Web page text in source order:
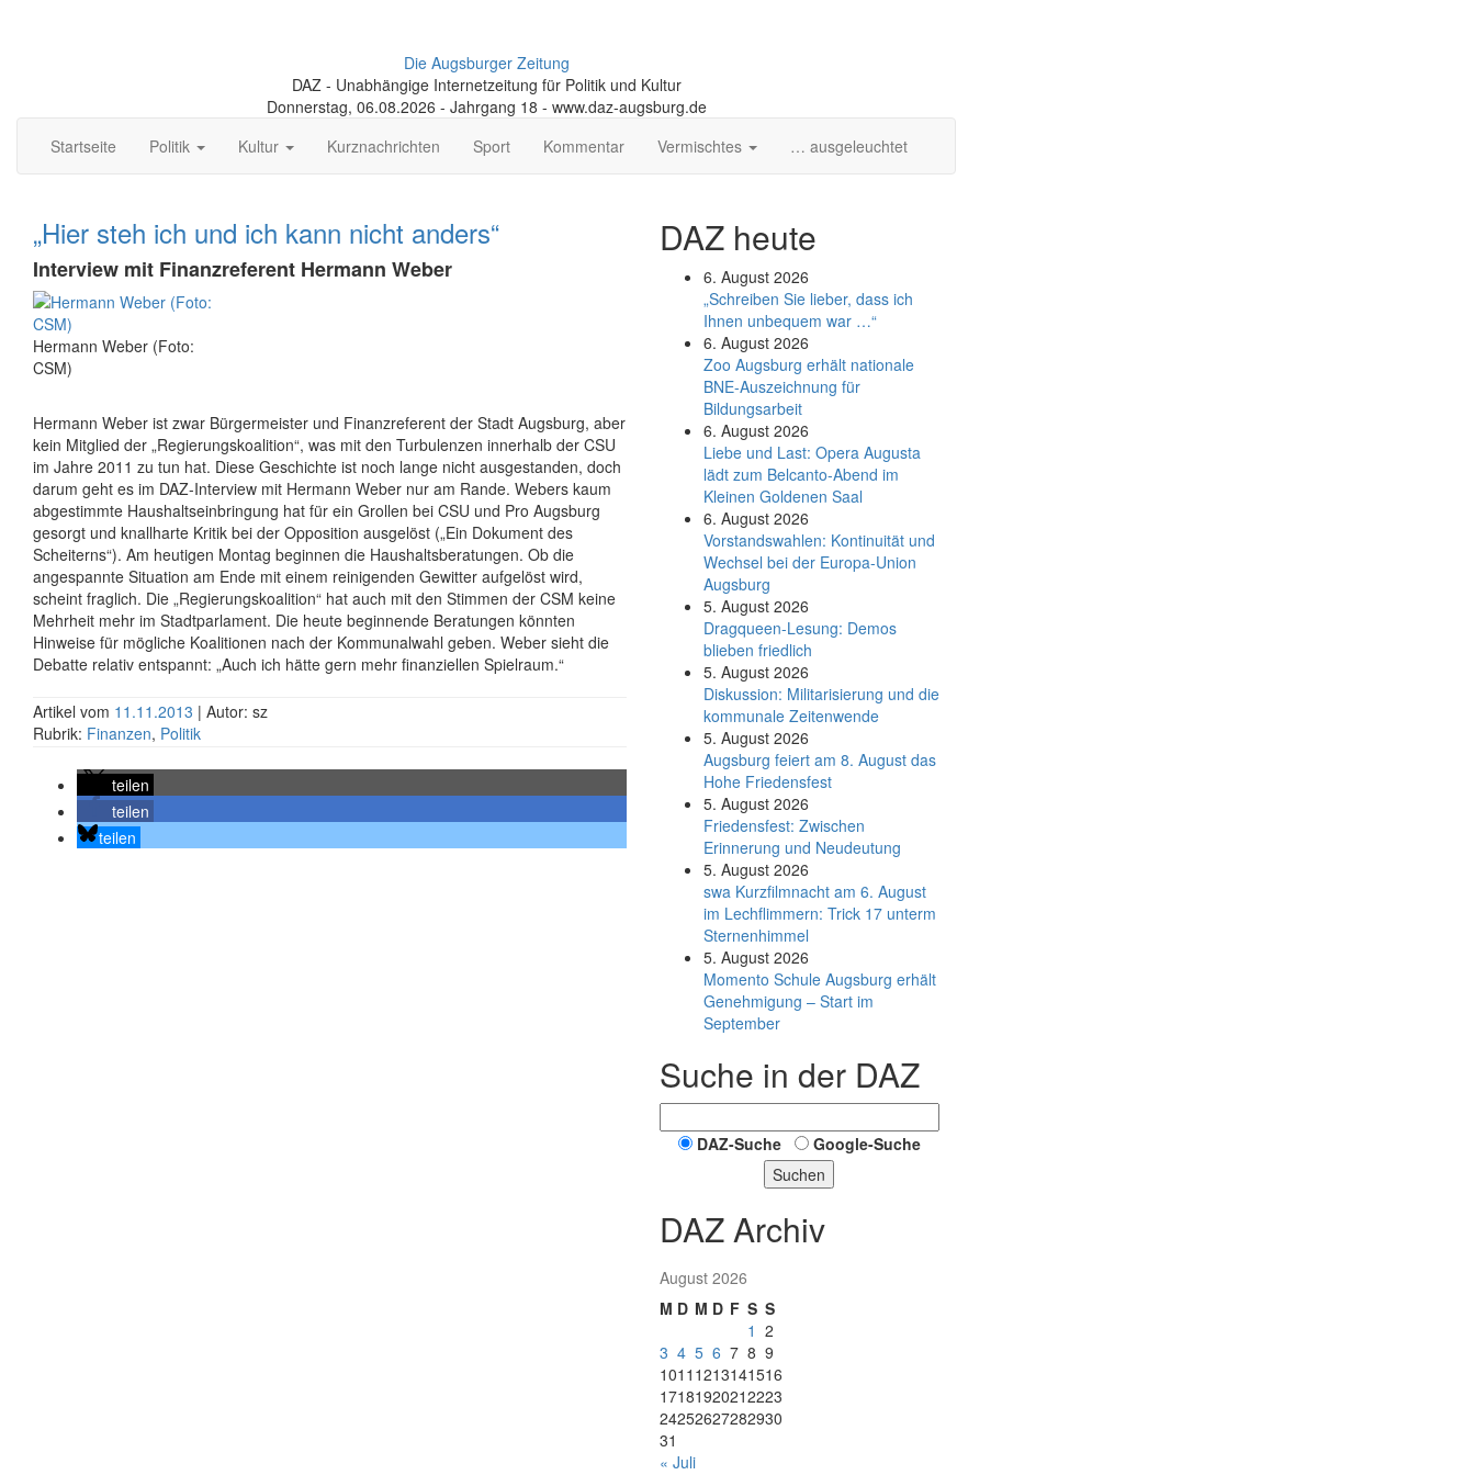
Die Augsburger Zeitung
DAZ - Unabhängige Internetzeitung für Politik und Kultur
Donnerstag, 06.08.2026 - Jahrgang 18 - www.daz-augsburg.de
Startseite
Politik Kultur Kurznachrichten Sport Kommentar Vermischtes … ausgeleuchtet
„Hier steh ich und ich kann nicht anders“
Interview mit Finanzreferent Hermann Weber
Hermann Weber (Foto:
CSM)
Hermann Weber ist zwar Bürgermeister und Finanzreferent der Stadt Augsburg, aber
kein Mitglied der „Regierungskoalition“, was mit den Turbulenzen innerhalb der CSU
im Jahre 2011 zu tun hat. Diese Geschichte ist noch lange nicht ausgestanden, doch
darum geht es im DAZ-Interview mit Hermann Weber nur am Rande. Webers kaum
abgestimmte Haushaltseinbringung hat für ein Grollen bei CSU und Pro Augsburg
gesorgt und knallharte Kritik bei der Opposition ausgelöst („Ein Dokument des
Scheiterns“). Am heutigen Montag beginnen die Haushaltsberatungen. Ob die
angespannte Situation am Ende mit einem reinigenden Gewitter aufgelöst wird,
scheint fraglich. Die „Regierungskoalition“ hat auch mit den Stimmen der CSM keine
Mehrheit mehr im Stadtparlament. Die heute beginnende Beratungen könnten
Hinweise für mögliche Koalitionen nach der Kommunalwahl geben. Weber sieht die
Debatte relativ entspannt: „Auch ich hätte gern mehr finanziellen Spielraum.“
Artikel vom 11.11.2013 | Autor: sz
Rubrik: Finanzen, Politik
teilen
teilen
teilen
DAZ heute
6. August 2026
„Schreiben Sie lieber, dass ich
Ihnen unbequem war …“
6. August 2026
Zoo Augsburg erhält nationale
BNE-Auszeichnung für
Bildungsarbeit
6. August 2026
Liebe und Last: Opera Augusta
lädt zum Belcanto-Abend im
Kleinen Goldenen Saal
6. August 2026
Vorstandswahlen: Kontinuität und
Wechsel bei der Europa-Union
Augsburg
5. August 2026
Dragqueen-Lesung: Demos
blieben friedlich
5. August 2026
Diskussion: Mi­li­ta­ri­sie­rung und die
kommunale Zeitenwende
5. August 2026
Augsburg feiert am 8. August das
Hohe Friedensfest
5. August 2026
Friedensfest: Zwischen
Erinnerung und Neudeutung
5. August 2026
swa Kurz­film­nacht am 6. August
im Lech­flim­mern: Trick 17 unterm
Sternen­himmel
5. August 2026
Momento Schule Augsburg erhält
Genehmigung – Start im
September
Suche in der DAZ
DAZ-Suche
Google-Suche
Suchen
DAZ Archiv
August 2026
M D M D F S S
1 2
3 4 5 6 7 8 9
1011 1213141516
17181920212223
24252627282930
31
« Juli